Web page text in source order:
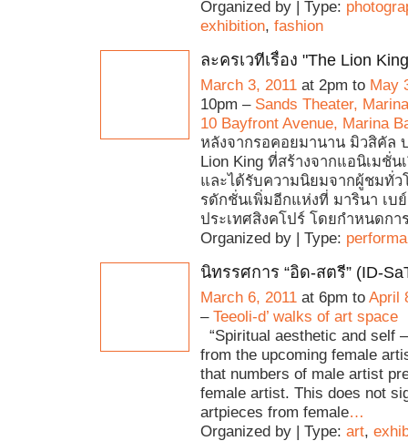
Organized by | Type:
exhibition, fashion
ละครเวทีเรื่อง "The Lion
March 3, 2011 at 2pm to May
10pm – Sands Theater,
10 Bayfront Avenue, Marina
หลังจากรอคอยมานาน มิวสิคัล
Lion King ที่สร้างจากแอนิเมชั่น
และได้รับความนิยมจากผู้ชมทั่ว
รดักชั่นเพิ่มอีกแห่งที่ มารินา เบ
ประเทศสิงคโปร์ โดยกำหนดกา
Organized by | Type:
นิทรรศการ “อิด-สตรี” (ID-
March 6, 2011 at 6pm to April
– Teeoli-d’ walks of art space
“Spiritual aesthetic and self
from the upcoming female
that numbers of male artist
female artist. This does not
artpieces from female…
Organized by | Type: art,